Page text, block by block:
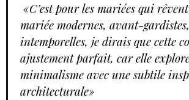
«C’est pour les mariées qui
mariée modernes, avant-
intemporelles, je dirais que cette
ajustement parfait, car elle
minimalisme avec une subtile
architecturale»